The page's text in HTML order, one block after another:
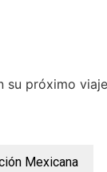
su próximo
Mexicana